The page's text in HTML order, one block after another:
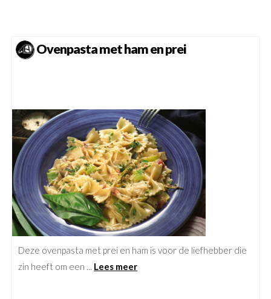
Ovenpasta met ham en prei
Deze ovenpasta met prei en ham is voor de liefhebber die
zin heeft om een ... Lees meer